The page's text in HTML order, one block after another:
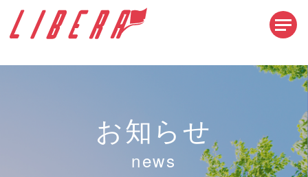
お知らせ
news